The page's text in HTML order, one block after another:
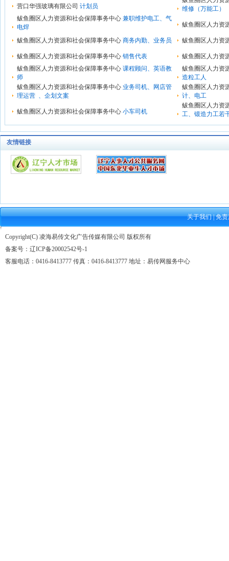
营口华强玻璃有限公司 计划员
维修（万能工）
鲅鱼圈区人力资源和社会保障事务中心 兼职维护电工、气
电焊
鲅鱼圈区人力资
鲅鱼圈区人力资源和社会保障事务中心 商务内勤、业务员 鲅鱼圈区人力资
鲅鱼圈区人力资源和社会保障事务中心 销售代表
鲅鱼圈区人力资
鲅鱼圈区人力资源和社会保障事务中心 课程顾问、英语教
师
鲅鱼圈区人力资
造粒工人
鲅鱼圈区人力资源和社会保障事务中心 业务司机、网店管
理运营 、企划文案
鲅鱼圈区人力资
计、电工
鲅鱼圈区人力资源和社会保障事务中心 小车司机
鲅鱼圈区人力资
工、锻造力工若
友情链接
关于我们|免
Copyright(C) 凌海易传文化广告传媒有限公司 版权所有
备案号： 辽ICP备20002542号-1
客服电话：0416-8413777 传真：0416-8413777 地址：易传网服务中心